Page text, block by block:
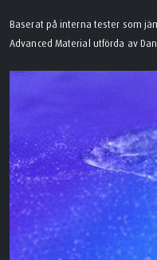
Baserat på interna tester som
Advanced Material utförda av